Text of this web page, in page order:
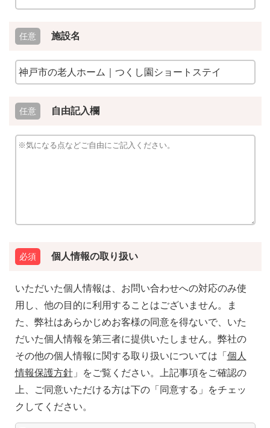
施設名
自由記入欄
個人情報の取り扱い
いただいた個人情報は、お問い合わせへの対応のみ使
用し、他の目的に利用することはございません。ま
た、弊社はあらかじめお客様の同意を得ないで、いた
だいた個人情報を第三者に提供いたしません。弊社の
その他の個人情報に関する取り扱いについては「 個人
情報保護方針」をご覧ください。上記事項をご確認の
上、ご同意いただける方は下の「同意する」をチェッ
クしてください。